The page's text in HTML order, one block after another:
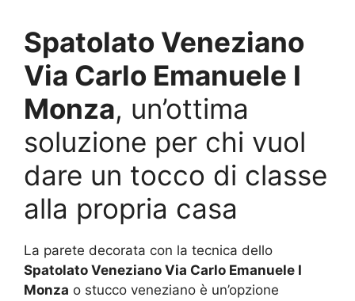
Spatolato Veneziano
Via Carlo Emanuele I
Monza, un’ottima
soluzione per chi vuol
dare un tocco di classe
alla propria casa
La parete decorata con la tecnica dello
Spatolato Veneziano Via Carlo Emanuele I
Monza o stucco veneziano è un’opzione